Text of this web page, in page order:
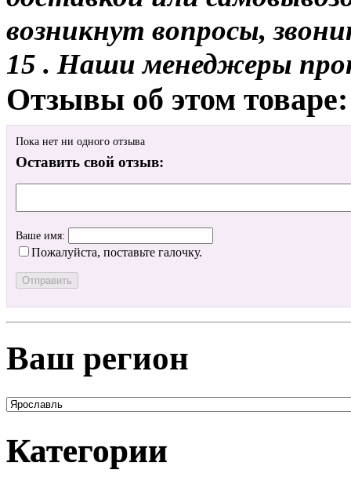
возникнут вопросы,
15 . Наши менеджеры
Отзывы об этом товаре:
Пока нет ни одного отзыва
Оставить свой отзыв:
Ваше имя:
Пожалуйста, поставьте галочку.
Ваш регион
Категории